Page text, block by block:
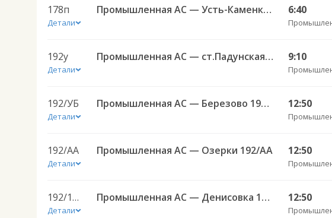
178п
Детали
Промышленная АС — Усть-Каменка (Пром) 178п 6:40
192у
Детали
Промышленная АС — ст.Падунская 192у 9:10
192/УБ
Детали
Промышленная АС — Березово 192/УБ 12:50
192/АА
Детали
Промышленная АС — Озерки 192/АА 12:50
192/196Д
Детали
Промышленная АС — Денисовка 192/196Д 12:50